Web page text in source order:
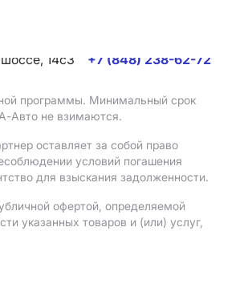
14с3
+7 (848) 238-62-72
программы. Минимальный срок
Авто не взимаются.
оставляет за собой право
условий погашения
для взыскания задолженности.
офертой, определяемой
указанных товаров и (или) услуг,